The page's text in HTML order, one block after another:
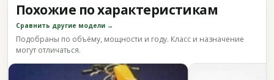
Похожие по характеристикам
Сравнить другие модели →
Подобраны по объёму, мощности и году. Класс и назначение
могут отличаться.